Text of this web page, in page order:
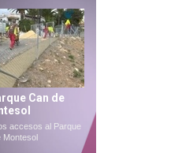
Can de
accesos al Parque
Montesol